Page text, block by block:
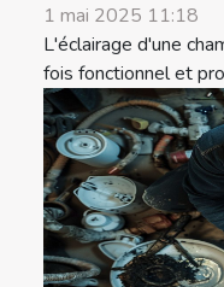
1 mai 2025 11:18
L'éclairage d'une
fois fonctionnel et